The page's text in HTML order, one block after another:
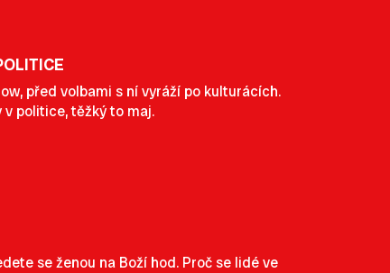
před volbami s ní vyráží po kulturácích.
politice, těžký to maj.
se ženou na Boží hod. Proč se lidé ve